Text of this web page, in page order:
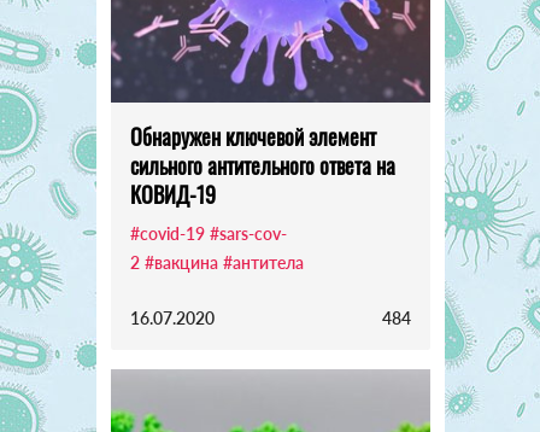
Обнаружен ключевой элемент
сильного антительного ответа на
КОВИД-19
#covid-19 #sars-cov-
2 #вакцина #антитела
16.07.2020 484